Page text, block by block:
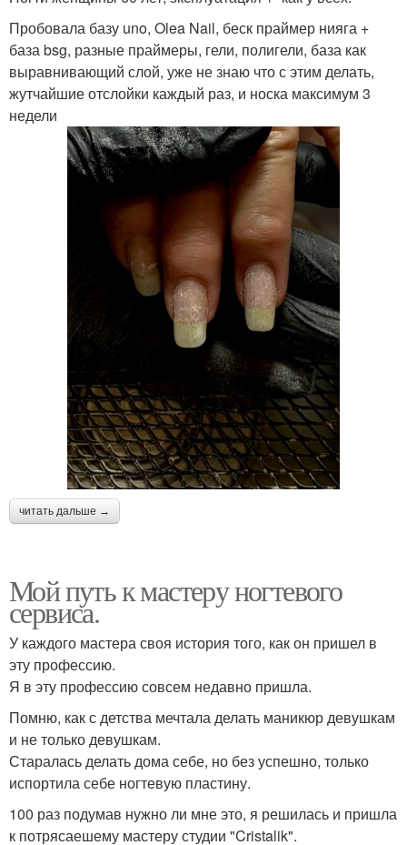
Пробовала базу uno, Olea Nail, беск праймер нияга +
база bsg, разные праймеры, гели, полигели, база как
выравнивающий слой, уже не знаю что с этим делать,
жутчайшие отслойки каждый раз, и носка максимум 3
недели
читать дальше →
Мой путь к мастеру ногтевого
сервиса.
У каждого мастера своя история того, как он пришел в
эту профессию.
Я в эту профессию совсем недавно пришла.
Помню, как с детства мечтала делать маникюр девушкам
и не только девушкам.
Старалась делать дома себе, но без успешно, только
испортила себе ногтевую пластину.
100 раз подумав нужно ли мне это, я решилась и пришла
к потрясаешему мастеру студии "Cristalik".